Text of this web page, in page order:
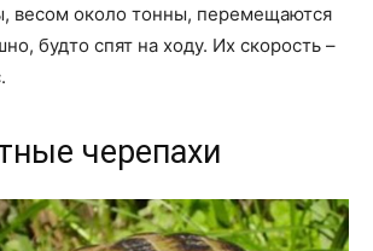
весом около тонны, перемещаются
будто спят на ходу. Их скорость –
черепахи